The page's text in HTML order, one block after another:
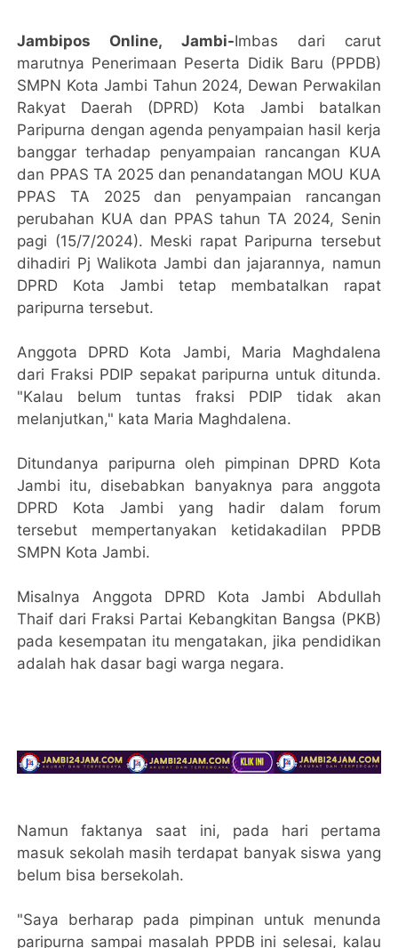
Jambipos Online, Jambi-Imbas dari carut
marutnya Penerimaan Peserta Didik Baru (PPDB)
SMPN Kota Jambi Tahun 2024, Dewan Perwakilan
Rakyat Daerah (DPRD) Kota Jambi batalkan
Paripurna dengan agenda penyampaian hasil kerja
banggar terhadap penyampaian rancangan KUA
dan PPAS TA 2025 dan penandatangan MOU KUA
PPAS TA 2025 dan penyampaian rancangan
perubahan KUA dan PPAS tahun TA 2024, Senin
pagi (15/7/2024). Meski rapat Paripurna tersebut
dihadiri Pj Walikota Jambi dan jajarannya, namun
DPRD Kota Jambi tetap membatalkan rapat
paripurna tersebut.
Anggota DPRD Kota Jambi, Maria Maghdalena
dari Fraksi PDIP sepakat paripurna untuk ditunda.
"Kalau belum tuntas fraksi PDIP tidak akan
melanjutkan," kata Maria Maghdalena.
Ditundanya paripurna oleh pimpinan DPRD Kota
Jambi itu, disebabkan banyaknya para anggota
DPRD Kota Jambi yang hadir dalam forum
tersebut mempertanyakan ketidakadilan PPDB
SMPN Kota Jambi.
Misalnya Anggota DPRD Kota Jambi Abdullah
Thaif dari Fraksi Partai Kebangkitan Bangsa (PKB)
pada kesempatan itu mengatakan, jika pendidikan
adalah hak dasar bagi warga negara.
Namun faktanya saat ini, pada hari pertama
masuk sekolah masih terdapat banyak siswa yang
belum bisa bersekolah.
"Saya berharap pada pimpinan untuk menunda
paripurna sampai masalah PPDB ini selesai, kalau